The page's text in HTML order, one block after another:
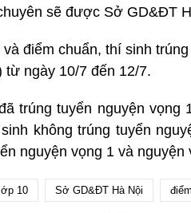
sẽ được Sở GD&ĐT
điểm chuẩn, thí sinh
từ ngày 10/7 đến 12/7.
trúng tuyển nguyện
không trúng tuyển
nguyện vọng 1 và
10 Sở GD&ĐT Hà Nội